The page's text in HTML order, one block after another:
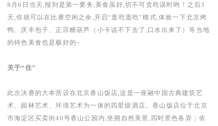
8 月6 日当天,报到是第一要务,美食虽好,切不可贪吃误时哟！之后3
天,你就可以在比赛空闲之余,开启“逛吃逛吃”模式,体验一下北京烤
鸭、庆丰包子、正宗糖葫芦（小卡说不下去了,口水出来了）等当地
的特色美食也是极好的~
关于“住”
此次决赛的大本营设在北京香山饭店,这是一座融中国古典建筑艺
术、园林艺术、环境艺术为一体的四星级酒店。香山饭店位于北京
市海淀区买卖街40号香山公园 内,坐拥自然美景,四时景色各异；依